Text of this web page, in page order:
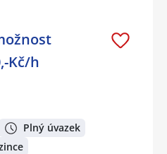
Kč/h
Plný úvazek